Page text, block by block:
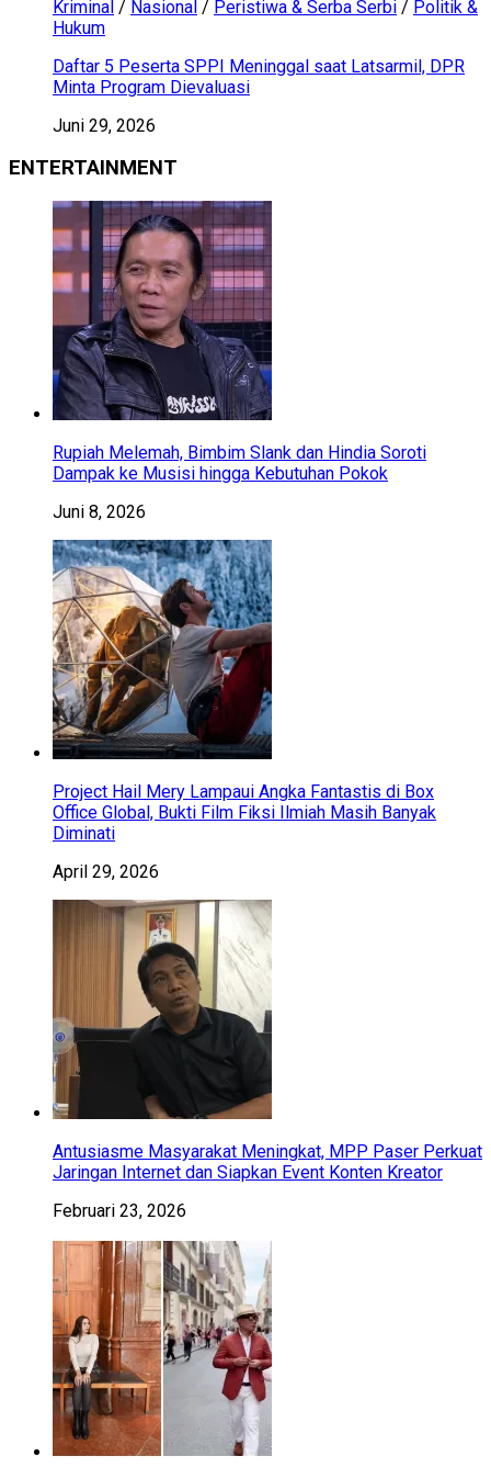
Kriminal / Nasional / Peristiwa & Serba Serbi / Politik &
Hukum
Daftar 5 Peserta SPPI Meninggal saat Latsarmil, DPR
Minta Program Dievaluasi
Juni 29, 2026
ENTERTAINMENT
Rupiah Melemah, Bimbim Slank dan Hindia Soroti
Dampak ke Musisi hingga Kebutuhan Pokok
Juni 8, 2026
Project Hail Mery Lampaui Angka Fantastis di Box
Office Global, Bukti Film Fiksi Ilmiah Masih Banyak
Diminati
April 29, 2026
Antusiasme Masyarakat Meningkat, MPP Paser Perkuat
Jaringan Internet dan Siapkan Event Konten Kreator
Februari 23, 2026